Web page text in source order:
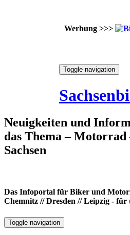
Werbung >>>
Toggle navigation
Neuigkeiten und
das Thema – Motorrad
Sachsen
Das Infoportal für Biker und
Chemnitz // Dresden // Leipzig - für
Toggle navigation